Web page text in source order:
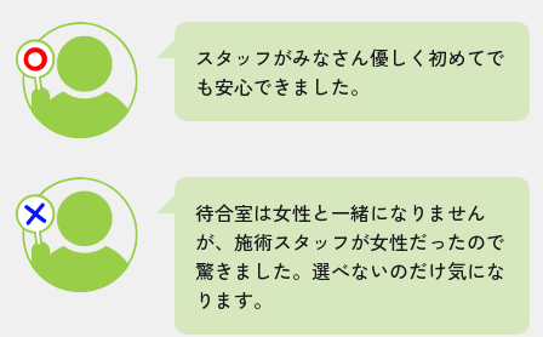
スタッフがみなさん優しく初めてで
も安心できました。
待合室は女性と一緒になりません
が、施術スタッフが女性だったので
驚きました。選べないのだけ気にな
ります。